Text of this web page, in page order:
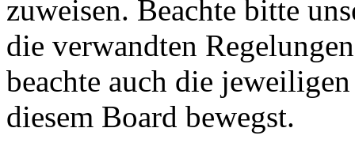
zuweisen. Beachte bitte
die verwandten
beachte auch die
diesem Board bewegst.